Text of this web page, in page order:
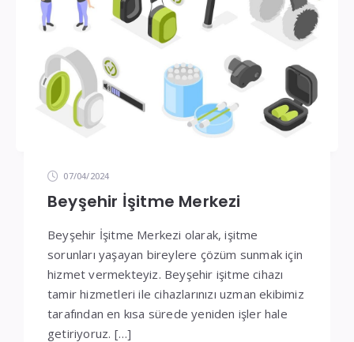
07/04/2024
Beyşehir İşitme Merkezi
Beyşehir İşitme Merkezi olarak, işitme
sorunları yaşayan bireylere çözüm sunmak için
hizmet vermekteyiz. Beyşehir işitme cihazı
tamir hizmetleri ile cihazlarınızı uzman ekibimiz
tarafından en kısa sürede yeniden işler hale
getiriyoruz. […]